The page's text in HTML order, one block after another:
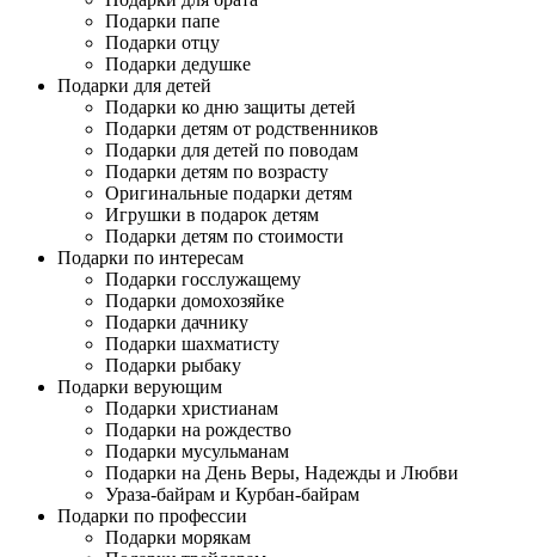
Подарки папе
Подарки отцу
Подарки дедушке
Подарки для детей
Подарки ко дню защиты детей
Подарки детям от родственников
Подарки для детей по поводам
Подарки детям по возрасту
Оригинальные подарки детям
Игрушки в подарок детям
Подарки детям по стоимости
Подарки по интересам
Подарки госслужащему
Подарки домохозяйке
Подарки дачнику
Подарки шахматисту
Подарки рыбаку
Подарки верующим
Подарки христианам
Подарки на рождество
Подарки мусульманам
Подарки на День Веры, Надежды и Любви
Ураза-байрам и Курбан-байрам
Подарки по профессии
Подарки морякам